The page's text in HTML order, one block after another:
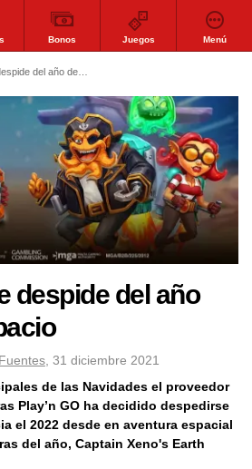
Bonos Juegos Menú
del año desde el espacio
despide del año
, 31 diciembre 2021
de las Navidades el proveedor
Play’n GO ha decidido despedirse
el 2022 desde en aventura espacial
del año, Captain Xeno's Earth